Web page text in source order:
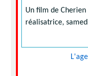
Un film de Cherien
réalisatrice,